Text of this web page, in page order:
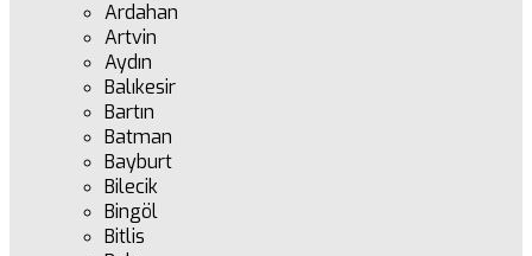
Ardahan
Artvin
Aydın
Balıkesir
Bartın
Batman
Bayburt
Bilecik
Bingöl
Bitlis